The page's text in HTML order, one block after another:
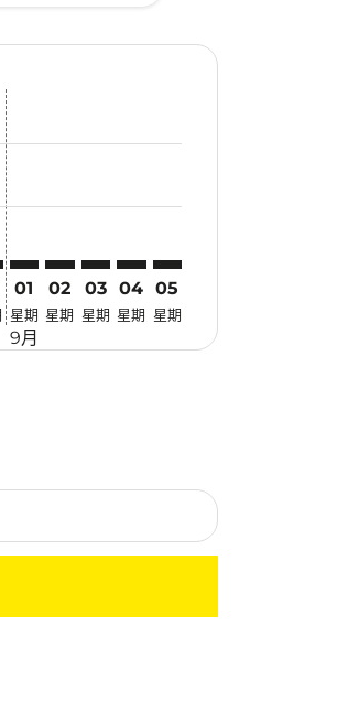
惠
找优惠
寻找优惠寻找优惠
disclaimer. 寻找优惠
disclaimer. 寻找优惠
offers-disclaimer. 寻找优惠
view-offers-disclaimer. 寻找优惠
cmp-view-offers-disclaimer. 寻找优惠
cmp-view-offers-disclaimer. 寻找
01
星期
9月
02
星期
03
星期
04
星期
05
星期